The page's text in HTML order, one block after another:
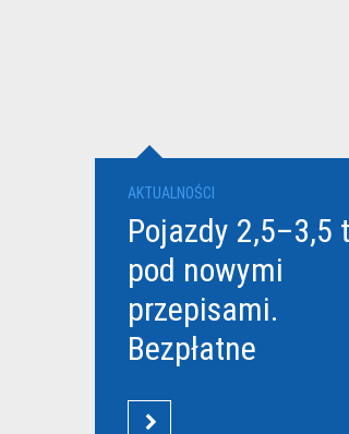
AKTUALNOŚCI
Pojazdy 2,5–3,5 t
pod nowymi
przepisami.
Bezpłatne